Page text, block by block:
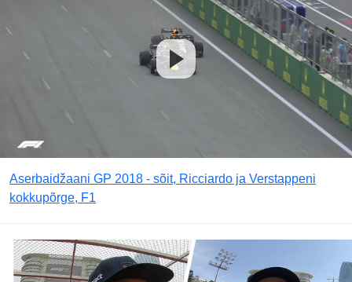
Aserbaidžaani GP 2018 - sõit, Ricciardo ja Verstappeni
kokkupõrge, F1